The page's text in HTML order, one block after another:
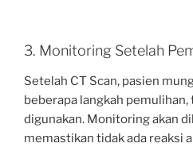
3. Monitoring Setelah
Setelah CT Scan, pasien
beberapa langkah
digunakan. Monitoring akan
memastikan tidak ada reaksi